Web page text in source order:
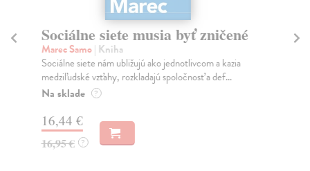
Sociálne siete musia byť zničené
Marec Samo| Kniha
Sociálne siete nám ubližujú ako jednotlivcom a kazia
medziľudské vzťahy, rozkladajú spoločnosť a def...
Na sklade ?
16,44 €
16,95 € ?